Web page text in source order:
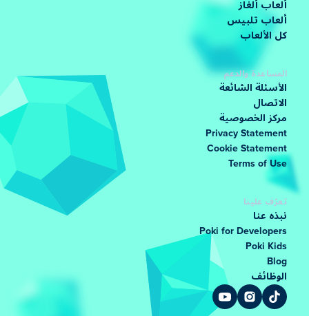
ألعاب ألغاز
ألعاب تلبيس
كل الألعاب
المساعدة والدعم
الأسئلة الشائعة
الاتصال
مركز الخصوصية
Privacy Statement
Cookie Statement
Terms of Use
تعرّف علينا
نبذه عنا
Poki for Developers
Poki Kids
Blog
الوظائف